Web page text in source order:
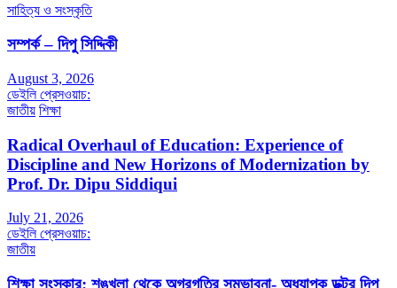
সাহিত্য ও সংস্কৃতি
সম্পর্ক – দিপু সিদ্দিকী
August 3, 2026
ডেইলি প্রেসওয়াচ:
জাতীয় শিক্ষা
Radical Overhaul of Education: Experience of
Discipline and New Horizons of Modernization by
Prof. Dr. Dipu Siddiqui
July 21, 2026
ডেইলি প্রেসওয়াচ:
জাতীয়
শিক্ষা সংস্কার: শৃঙ্খলা থেকে অগ্রগতির সম্ভাবনা- অধ্যাপক ডক্টর দিপু